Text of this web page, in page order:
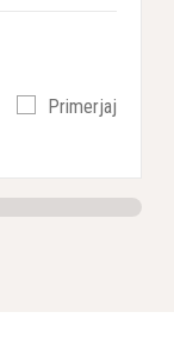
Primerjaj